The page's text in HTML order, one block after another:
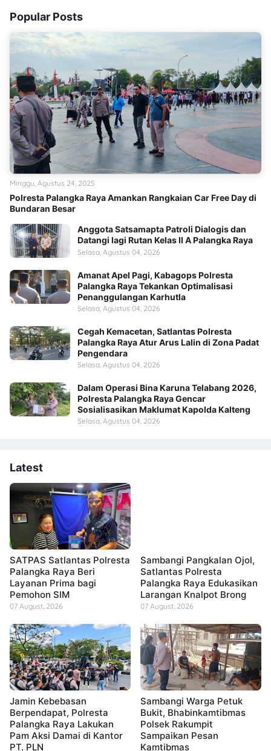
Popular Posts
Polresta Palangka Raya Amankan Rangkaian Car Free Day di
Bundaran Besar
Minggu, Agustus 24, 2025
Anggota Satsamapta Patroli Dialogis dan
Datangi lagi Rutan Kelas II A Palangka Raya
Selasa, Agustus 04, 2026
Amanat Apel Pagi, Kabagops Polresta
Palangka Raya Tekankan Optimalisasi
Penanggulangan Karhutla
Selasa, Agustus 04, 2026
Cegah Kemacetan, Satlantas Polresta
Palangka Raya Atur Arus Lalin di Zona Padat
Pengendara
Selasa, Agustus 04, 2026
Dalam Operasi Bina Karuna Telabang 2026,
Polresta Palangka Raya Gencar
Sosialisasikan Maklumat Kapolda Kalteng
Selasa, Agustus 04, 2026
Latest
SATPAS Satlantas Polresta
Palangka Raya Beri
Layanan Prima bagi
Pemohon SIM
07 August, 2026
Sambangi Pangkalan Ojol,
Satlantas Polresta
Palangka Raya Edukasikan
Larangan Knalpot Brong
07 August, 2026
Jamin Kebebasan
Berpendapat, Polresta
Palangka Raya Lakukan
Pam Aksi Damai di Kantor
PT. PLN
Sambangi Warga Petuk
Bukit, Bhabinkamtibmas
Polsek Rakumpit
Sampaikan Pesan
Kamtibmas